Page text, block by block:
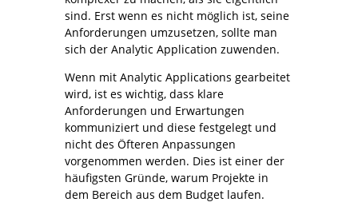
sind. Erst wenn es nicht möglich ist, seine
Anforderungen umzusetzen, sollte man
sich der Analytic Application zuwenden.
Wenn mit Analytic Applications gearbeitet
wird, ist es wichtig, dass klare
Anforderungen und Erwartungen
kommuniziert und diese festgelegt und
nicht des Öfteren Anpassungen
vorgenommen werden. Dies ist einer der
häufigsten Gründe, warum Projekte in
dem Bereich aus dem Budget laufen.